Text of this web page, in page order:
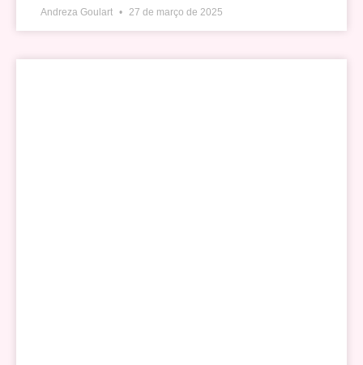
Andreza Goulart 27 de março de 2025